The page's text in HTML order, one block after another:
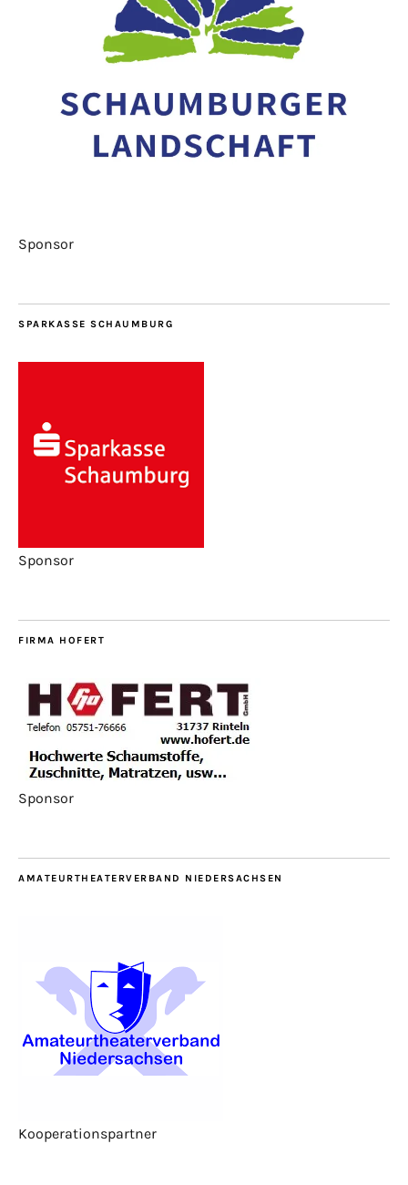
Sponsor
SPARKASSE SCHAUMBURG
Sponsor
FIRMA HOFERT
Sponsor
AMATEURTHEATERVERBAND NIEDERSACHSEN
Kooperationspartner